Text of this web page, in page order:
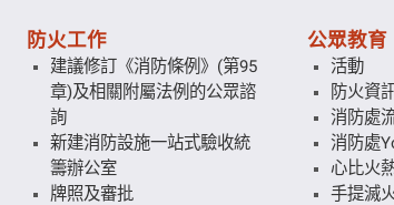
防火工作
建議修訂《消防條例》(第95
章)及相關附屬法例的公眾諮
詢
新建消防設施一站式驗收統
籌辦公室
牌照及審批
公眾教育
活動
防火資
消防處
消防處
心比火
手提滅